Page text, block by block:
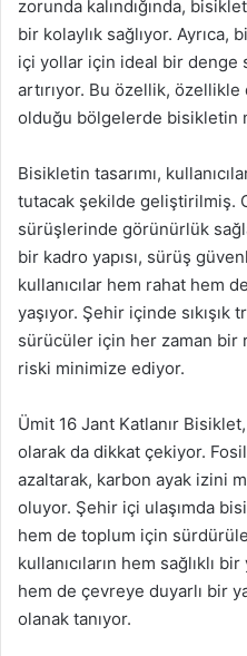
zorunda kalındığında,
bir kolaylık sağlıyor. Ayrıca,
içi yollar için ideal bir denge
artırıyor. Bu özellik,
olduğu bölgelerde bisikletin
Bisikletin tasarımı,
tutacak şekilde geliştirilmiş.
sürüşlerinde görünürlük
bir kadro yapısı, sürüş
kullanıcılar hem rahat hem
yaşıyor. Şehir içinde
sürücüler için her zaman bir
riski minimize ediyor.
Ümit 16 Jant Katlanır
olarak da dikkat çekiyor. Fosil
azaltarak, karbon ayak izini
oluyor. Şehir içi ulaşımda
hem de toplum için
kullanıcıların hem sağlıklı
hem de çevreye duyarlı bir
olanak tanıyor.